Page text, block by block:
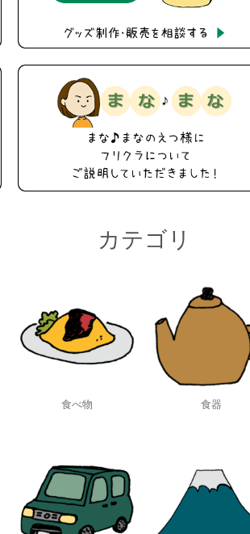
カテゴリ
食べ物 食器